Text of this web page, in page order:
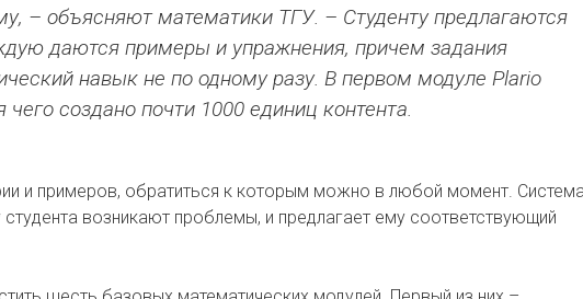
– объясняют математики ТГУ. – Студенту предлагаются
даются примеры и упражнения, причем задания
навык не по одному разу. В первом модуле Plario
создано почти 1000 единиц контента.
и примеров, обратиться к которым можно в любой момент. Система
возникают проблемы, и предлагает ему соответствующий